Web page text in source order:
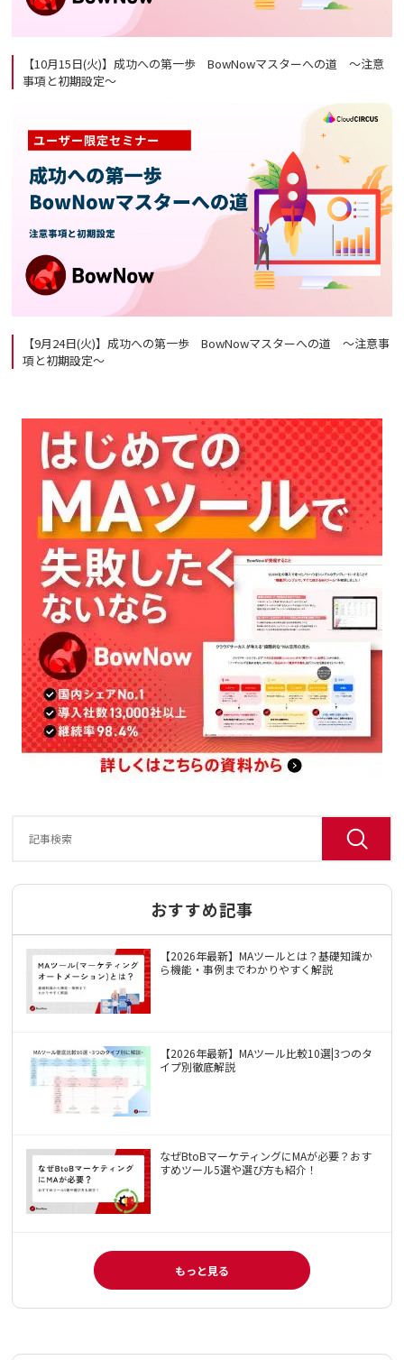
【10月15日(火)】成功への第一歩 BowNowマスターへの道 ～注意
事項と初期設定～
【9月24日(火)】成功への第一歩 BowNowマスターへの道 ～注意事
項と初期設定～
おすすめ記事
【2026年最新】MAツールとは？基礎知識か
ら機能・事例までわかりやすく解説
【2026年最新】MAツール比較10選|3つのタ
イプ別徹底解説
なぜBtoBマーケティングにMAが必要？おす
すめツール5選や選び方も紹介！
もっと見る